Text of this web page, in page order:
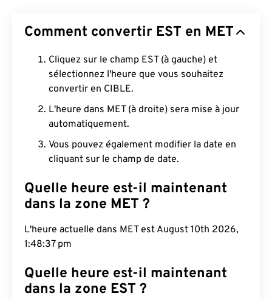
Comment convertir EST en MET
Cliquez sur le champ EST (à gauche) et
sélectionnez l'heure que vous souhaitez
convertir en CIBLE.
L'heure dans MET (à droite) sera mise à jour
automatiquement.
Vous pouvez également modifier la date en
cliquant sur le champ de date.
Quelle heure est-il maintenant
dans la zone MET ?
L'heure actuelle dans MET est August 10th 2026,
1:48:38 pm
Quelle heure est-il maintenant
dans la zone EST ?